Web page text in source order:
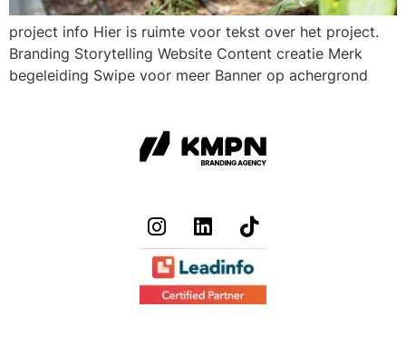
project info Hier is ruimte voor tekst over het project.
Branding Storytelling Website Content creatie Merk
begeleiding Swipe voor meer Banner op achergrond